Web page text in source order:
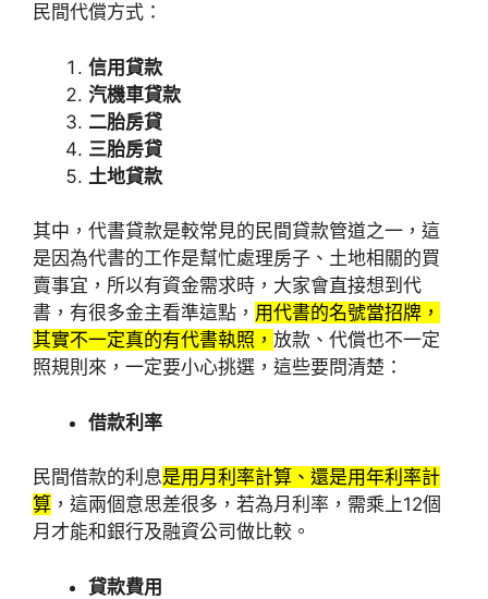
民間代償方式：
信用貸款
汽機車貸款
二胎房貸
三胎房貸
土地貸款
其中，代書貸款是較常見的民間貸款管道之一，這
是因為代書的工作是幫忙處理房子、土地相關的買
賣事宜，所以有資金需求時，大家會直接想到代
書，有很多金主看準這點， 用代書的名號當招牌，
其實不一定真的有代書執照， 放款、代償也不一定
照規則來，一定要小心挑選，這些要問清楚：
借款利率
民間借款的利息是用月利率計算、還是用年利率計
算 ，這兩個意思差很多，若為月利率，需乘上12個
月才能和銀行及融資公司做比較。
貸款費用